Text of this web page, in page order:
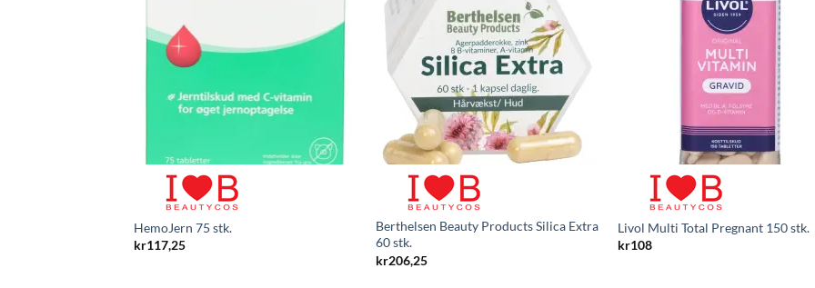
HemoJern 75 stk.
kr117,25
Berthelsen Beauty Products Silica Extra
60 stk.
kr206,25
Livol Multi Total Pregnant 150 stk.
kr108